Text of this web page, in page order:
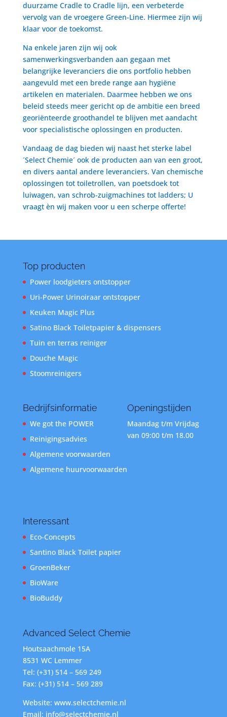
duurzame Cradle to Cradle lijn, een verbeterde
vervolg van de vroegere Green-Line. Hiermee zijn wij
klaar voor de toekomst.
Na enkele jaren zijn wij ook
samenwerkingsverbanden aan gegaan met
belangrijke leveranciers die ons portfolio hebben
aangevuld met een brede range aan hygiëne
artikelen en materialen. Daarmee hebben we ons
beleid steeds meer gericht op de ambitie een breed
georiënteerde groothandel te blijven met aandacht
voor specialistische oplossingen en producten.
Vandaag de dag bieden wij naast het sterke label
´Select Chemie´ ook de producten aan van een groot,
en divers aantal andere leveranciers. Van chemische
oplossingen tot toiletrollen, van poetsdoek tot
luiwagen, van schrob-zuigmachines tot ladders; U
vraagt èn wij maken voor u een scherpe offerte!
Top producten
Power loodgieters ontstopper
Uri-Power Urinoiraar ontstopper
Keuken Magic Plus
Satino Black Toiletpapier & dispensers
Tuin en terras reiniger
Douche Magic
Stoomreinigers
Bedrijfsinformatie
We got the POWER
Reinigingsadvies
Algemene voorwaarden
Algemene huurvoorwaarden
Openingstijden
Maandag t/m Vrijdag
van 09:00 t/m 18.00
Interessant
Eco-Concepts
Santino Black Toilet papier
GroenBeker
BioWare
BioBuddy
Advanced Select Chemie
Houtsaachmole 15A
8531 WC Lemmer
Tel: (+31) 514 – 569 249
Fax: (+31) 514 – 569 289
Website: www.selectchemie.nl
Email: info@selectchemie.nl